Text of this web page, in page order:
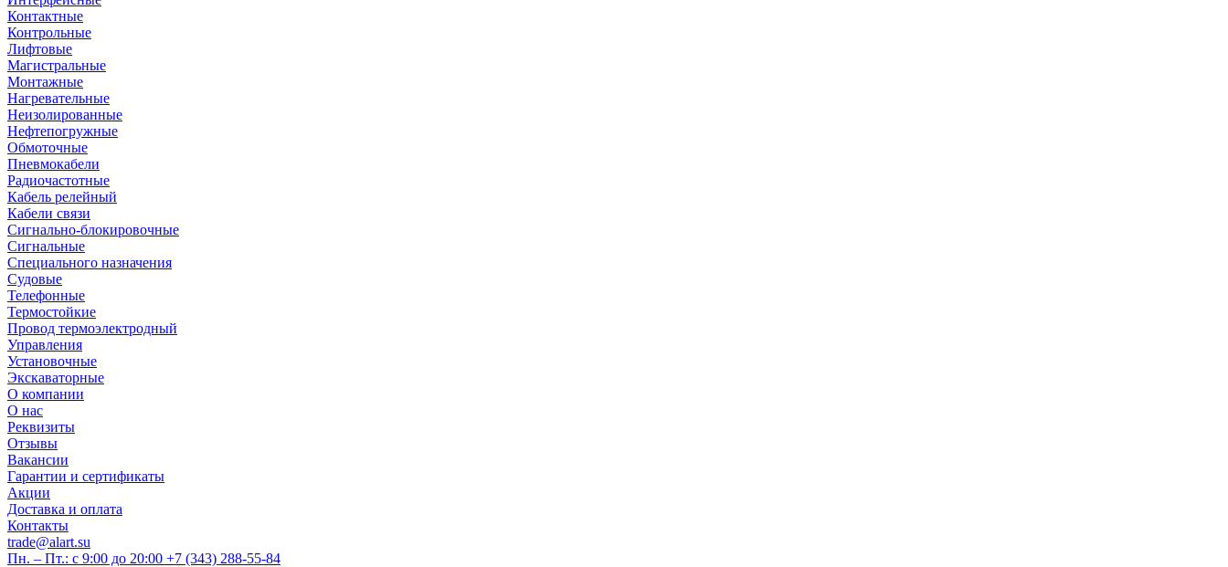
Контактные
Контрольные
Лифтовые
Магистральные
Монтажные
Нагревательные
Неизолированные
Нефтепогружные
Обмоточные
Пневмокабели
Радиочастотные
Кабель релейный
Кабели связи
Сигнально-блокировочные
Сигнальные
Специального назначения
Судовые
Телефонные
Термостойкие
Провод термоэлектродный
Управления
Установочные
Экскаваторные
О компании
О нас
Реквизиты
Отзывы
Вакансии
Гарантии и сертификаты
Акции
Доставка и оплата
Контакты
trade@alart.su
Пн. – Пт.: с 9:00 до 20:00 +7 (343) 288-55-84